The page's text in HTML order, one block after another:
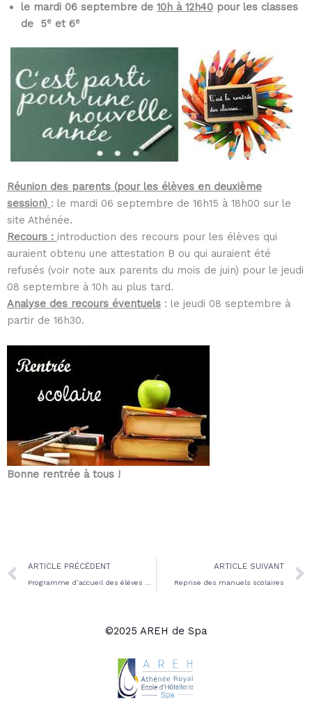
le mardi 06 septembre de 10h à 12h40 pour les classes
de 5e et 6e
Réunion des parents (pour les élèves en deuxième
session) : le mardi 06 septembre de 16h15 à 18h00 sur le
site Athénée.
Recours : introduction des recours pour les élèves qui
auraient obtenu une attestation B ou qui auraient été
refusés (voir note aux parents du mois de juin) pour le jeudi
08 septembre à 10h au plus tard.
Analyse des recours éventuels : le jeudi 08 septembre à
partir de 16h30.
Bonne rentrée à tous !
Prev
ARTICLE PRÉCÉDENT ARTICLE SUIVANT
Reprise des manuels scolaires
©2025 AREH de Spa